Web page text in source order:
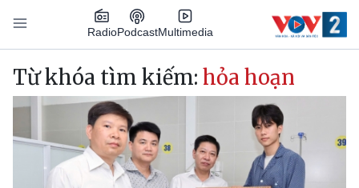
Nhảy đến nội dung
RadioPodcastMultimedia
Main navigation
Từ khóa tìm kiếm: hỏa hoạn